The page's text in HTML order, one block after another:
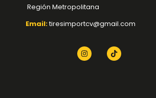
Región Metropolitana
Email:tiresimportcv@gmail.com